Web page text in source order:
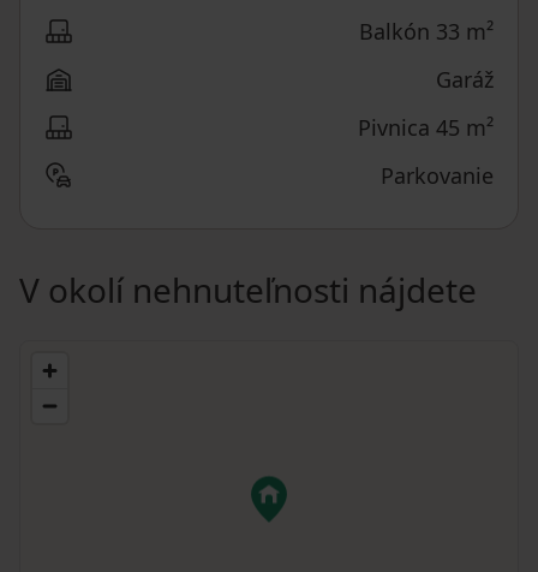
Balkón 33 m²
Garáž
Pivnica 45 m²
Parkovanie
V okolí nehnuteľnosti nájdete